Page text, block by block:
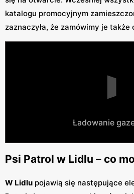
katalogu promocyjnym
zaznaczyła, że zamówimy je także
Ładowanie
Psi Patrol w Lidlu – co
W Lidlu pojawią się następujące